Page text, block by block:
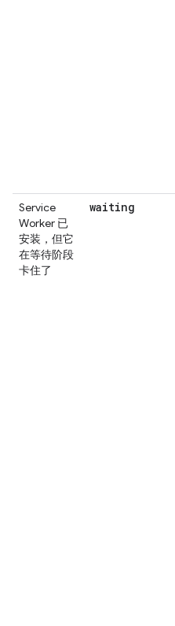
Service
Worker 已
安装，但它
在等待阶段
卡住了
waiting